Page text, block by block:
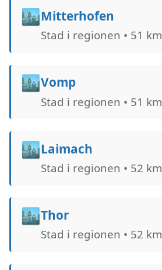
🏙️Mitterhofen
Stad i regionen • 51 km
🏙️Vomp
Stad i regionen • 51 km
🏙️Laimach
Stad i regionen • 52 km
🏙️Thor
Stad i regionen • 52 km